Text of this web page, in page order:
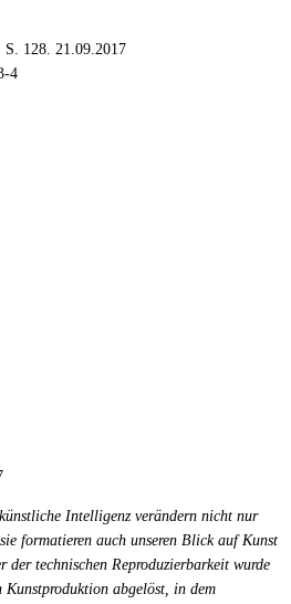
S. 128. 21.09.2017
4
Intelligenz verändern nicht nur
formatieren auch unseren Blick auf Kunst
technischen Reproduzierbarkeit wurde
abgelöst, in dem